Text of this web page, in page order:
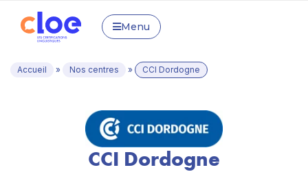
Menu
Accueil » Nos centres » CCI Dordogne
CCI Dordogne